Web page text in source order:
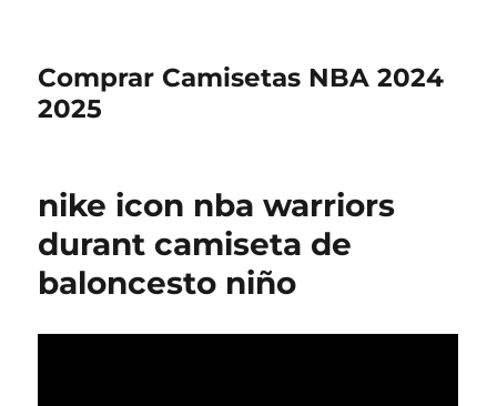
Comprar Camisetas NBA 2024
2025
nike icon nba warriors
durant camiseta de
baloncesto niño